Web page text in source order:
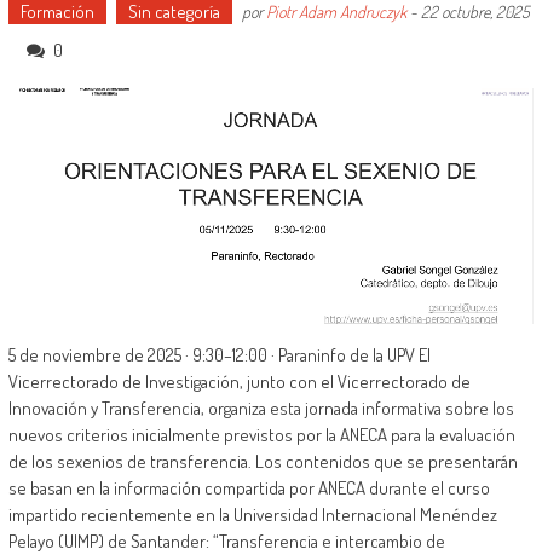
Formación Sin categoría porPiotr Adam Andruczyk- 22 octubre, 2025
0
5 de noviembre de 2025 · 9:30–12:00 · Paraninfo de la UPV El
Vicerrectorado de Investigación, junto con el Vicerrectorado de
Innovación y Transferencia, organiza esta jornada informativa sobre los
nuevos criterios inicialmente previstos por la ANECA para la evaluación
de los sexenios de transferencia. Los contenidos que se presentarán
se basan en la información compartida por ANECA durante el curso
impartido recientemente en la Universidad Internacional Menéndez
Pelayo (UIMP) de Santander: “Transferencia e intercambio de